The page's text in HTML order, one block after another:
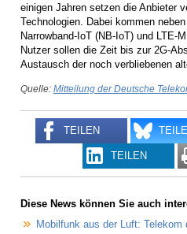
einigen Jahren setzen die Anbieter
Technologien. Dabei kommen
Narrowband-IoT (NB-IoT) und LTE-
Nutzer sollen die Zeit bis zur 2G-
Austausch der noch verbliebenen
Quelle: Mitteilung der Deutsche
TEILEN
TEILEN
Diese News können Sie auch
Mobilfunk aus der Luft: Telekom